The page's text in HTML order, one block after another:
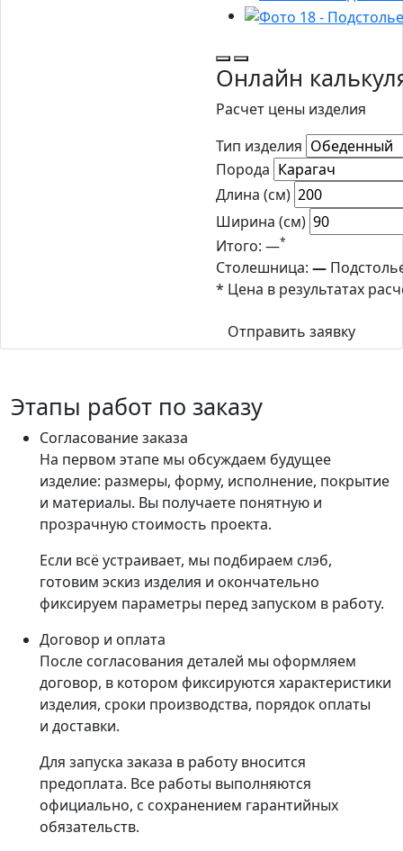
Онлайн
Расчет цены изделия
Тип изделия
Порода
Длина (см)
Ширина (см)
Итого: —*
Столешница: —
* Цена в результатах
Отправить заявку
Этапы работ по заказу
Согласование заказа
На первом этапе мы обсуждаем будущее
изделие: размеры, форму, исполнение, покрытие
и материалы. Вы получаете понятную и
прозрачную стоимость проекта.
Если всё устраивает, мы подбираем слэб,
готовим эскиз изделия и окончательно
фиксируем параметры перед запуском в работу.
Договор и оплата
После согласования деталей мы оформляем
договор, в котором фиксируются характеристики
изделия, сроки производства, порядок оплаты
и доставки.
Для запуска заказа в работу вносится
предоплата. Все работы выполняются
официально, с сохранением гарантийных
обязательств.